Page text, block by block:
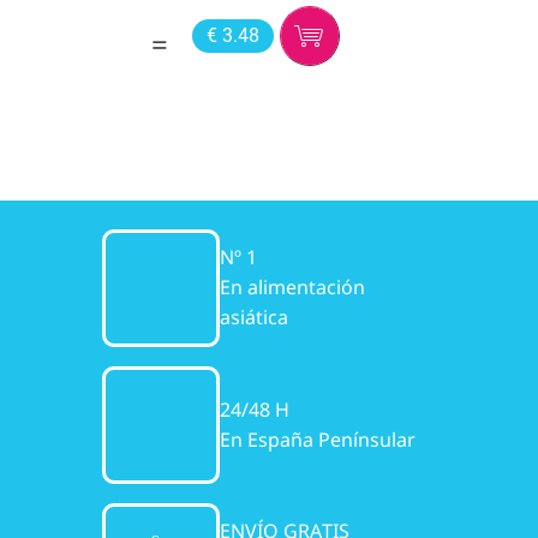
€ 3.48
Nº 1
En alimentación
asiática
24/48 H
En España Penínsular
ENVÍO GRATIS